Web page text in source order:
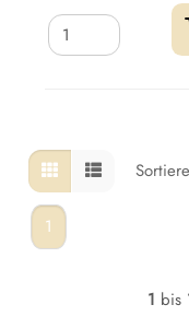
1
1 bis